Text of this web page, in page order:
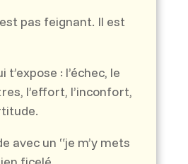
pas feignant. Il est
: l’échec, le
l’effort, l’inconfort,
avec un “je m’y mets